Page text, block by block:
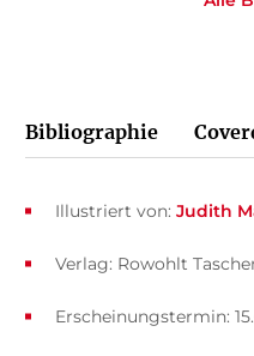
Bibliographie
Verlag: Rowohlt
Erscheinungstermin:
Illustriert von: Judith